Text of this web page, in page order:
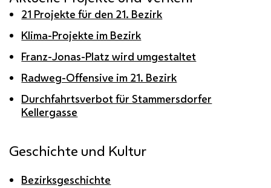
21 Projekte für den 21. Bezirk
Klima-Projekte im Bezirk
Franz-Jonas-Platz wird umgestaltet
Radweg-Offensive im 21. Bezirk
Durchfahrtsverbot für Stammersdorfer
Kellergasse
Geschichte und Kultur
Bezirksgeschichte